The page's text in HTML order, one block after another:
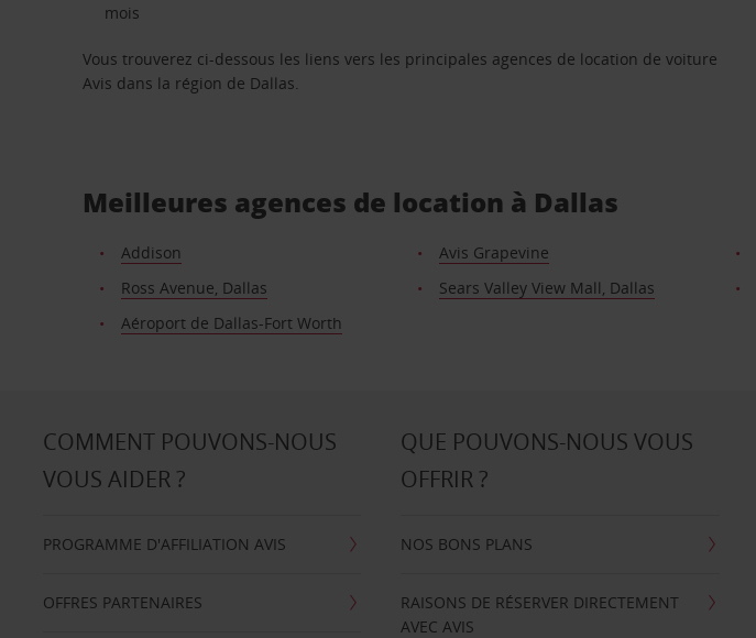
mois
Vous trouverez ci-dessous les liens vers les principales agences de location de voiture
Avis dans la région de Dallas.
Meilleures agences de location à Dallas
Addison Avis Grapevine
Ross Avenue, Dallas
Sears Valley View Mall, Dallas
Aéroport de Dallas-Fort Worth
COMMENT POUVONS-NOUS
VOUS AIDER ?
PROGRAMME D'AFFILIATION AVIS
OFFRES PARTENAIRES
QUE POUVONS-NOUS VOUS
OFFRIR ?
NOS BONS PLANS
RAISONS DE RÉSERVER DIRECTEMENT
AVEC AVIS